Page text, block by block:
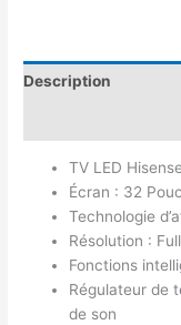
Description
TV LED
Écran : 32
Technologie
Résolution :
Fonctions
Régulateur de
de son